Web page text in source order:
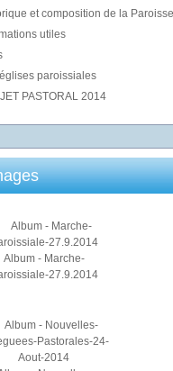
et composition de la Paroisse
utiles
paroissiales
PASTORAL 2014
Album - Marche-
27.9.2014